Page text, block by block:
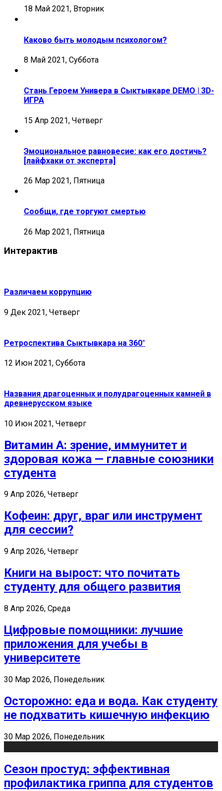
18 Май 2021, Вторник
Каково быть молодым психологом?
8 Май 2021, Суббота
Стань Героем Универа в Сыктывкаре DEMO | 3D-
ИГРА
15 Апр 2021, Четверг
Эмоциональное равновесие: как его достичь?
[лайфхаки от эксперта]
26 Мар 2021, Пятница
Сообщи, где торгуют смертью
26 Мар 2021, Пятница
Интерактив
Различаем коррупцию
9 Дек 2021, Четверг
Ретроспектива Сыктывкара на 360°
12 Июн 2021, Суббота
Названия драгоценных и полудрагоценных камней в
древнерусском языке
10 Июн 2021, Четверг
Витамин А: зрение, иммунитет и
здоровая кожа — главные союзники
студента
9 Апр 2026, Четверг
Кофеин: друг, враг или инструмент
для сессии?
9 Апр 2026, Четверг
Книги на вырост: что почитать
студенту для общего развития
8 Апр 2026, Среда
Цифровые помощники: лучшие
приложения для учебы в
университете
30 Мар 2026, Понедельник
Осторожно: еда и вода. Как студенту
не подхватить кишечную инфекцию
30 Мар 2026, Понедельник
Сезон простуд: эффективная
профилактика гриппа для студентов